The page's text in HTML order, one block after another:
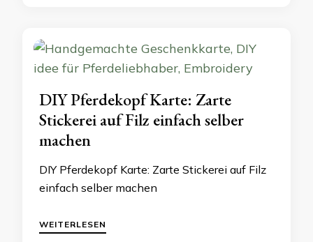
DIY Pferdekopf Karte: Zarte
Stickerei auf Filz einfach selber
machen
DIY Pferdekopf Karte: Zarte Stickerei auf Filz
einfach selber machen
WEITERLESEN